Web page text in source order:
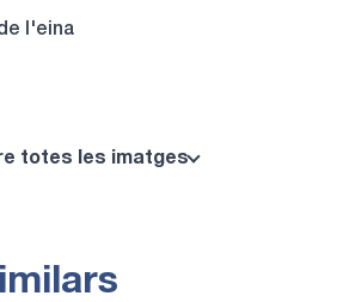
l'eina
totes les imatges